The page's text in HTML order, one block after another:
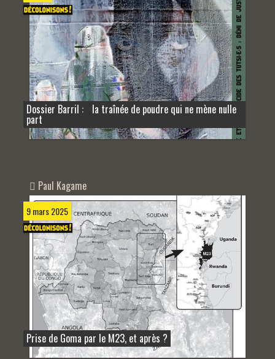
Dossier Barril : la traînée de poudre qui ne mène nulle
part
Paul Kagame
9 mars 2025
Prise de Goma par le M23, et après ?